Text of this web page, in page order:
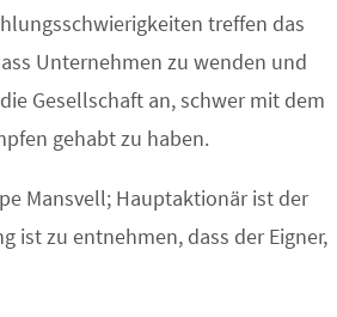
treffen das
Unternehmen zu wenden und
Gesellschaft an, schwer mit dem
gehabt zu haben.
Mansvell; Hauptaktionär ist der
ist zu entnehmen, dass der Eigner,